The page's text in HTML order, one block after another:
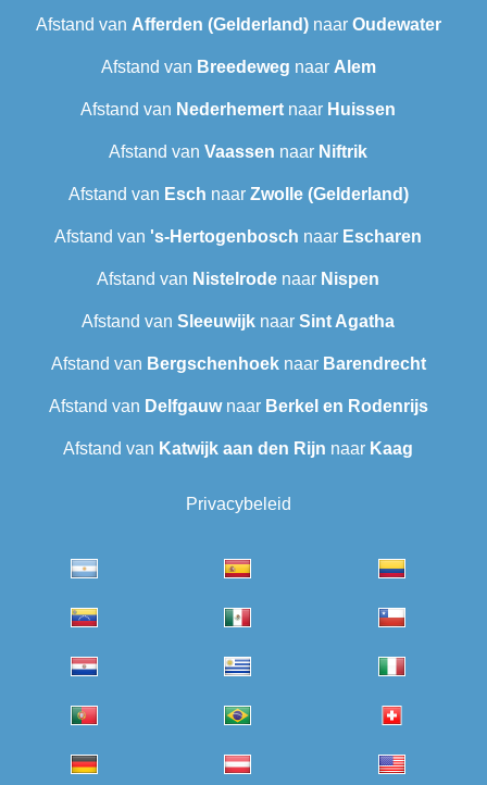
Afstand van Afferden (Gelderland)naar Oudewater
Afstand van Breedeweg naar Alem
Afstand van Nederhemert naar Huissen
Afstand van Vaassen naar Niftrik
Afstand van Esch naar Zwolle (Gelderland)
Afstand van 's-Hertogenbosch naar Escharen
Afstand van Nistelrode naar Nispen
Afstand van Sleeuwijk naar Sint Agatha
Afstand van Bergschenhoeknaar Barendrecht‎
Afstand van Delfgauwnaar Berkel en Rodenrijs
Afstand van Katwijk aan den Rijn naar Kaag
Privacybeleid